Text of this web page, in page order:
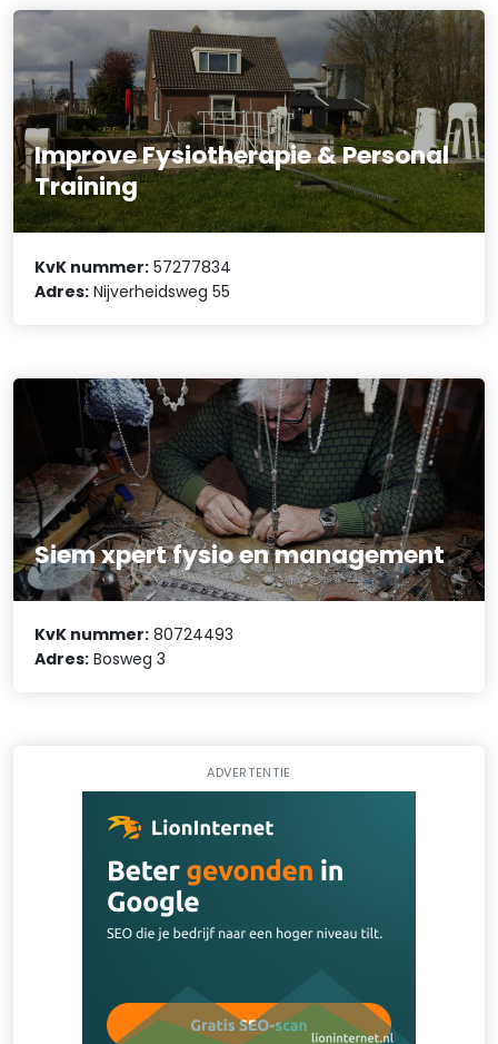
Improve Fysiotherapie & Personal
Training
KvK nummer: 57277834
Adres: Nijverheidsweg 55
Siem xpert fysio en management
KvK nummer: 80724493
Adres: Bosweg 3
ADVERTENTIE